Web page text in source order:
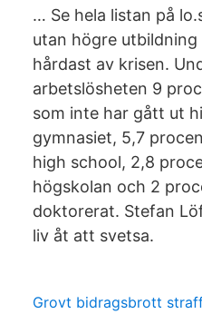
… Se hela listan på
utan högre
hårdast av krisen.
arbetslösheten 9
som inte har gått ut
gymnasiet, 5,7
high school, 2,8
högskolan och 2
doktorerat. Stefan
liv åt att svetsa.
Grovt bidragsbrott